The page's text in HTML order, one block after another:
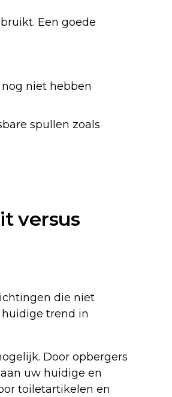
Een goede
niet hebben
spullen zoals
versus
die niet
trend in
Door opbergers
uw huidige en
toiletartikelen en